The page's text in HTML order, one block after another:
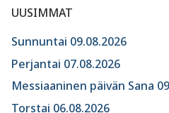
UUSIMMAT
Sunnuntai 09.08.2026
Perjantai 07.08.2026
Messiaaninen päivän Sana
Torstai 06.08.2026